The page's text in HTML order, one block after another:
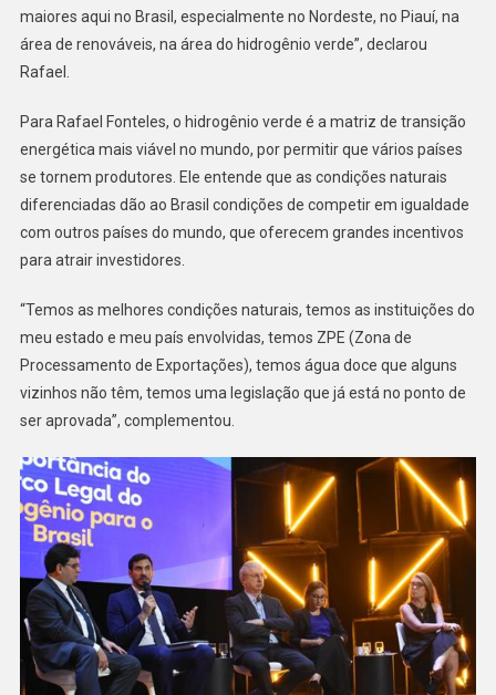
maiores aqui no Brasil, especialmente no Nordeste, no Piauí, na
área de renováveis, na área do hidrogênio verde”, declarou
Rafael.
Para Rafael Fonteles, o hidrogênio verde é a matriz de transição
energética mais viável no mundo, por permitir que vários países
se tornem produtores. Ele entende que as condições naturais
diferenciadas dão ao Brasil condições de competir em igualdade
com outros países do mundo, que oferecem grandes incentivos
para atrair investidores.
“Temos as melhores condições naturais, temos as instituições do
meu estado e meu país envolvidas, temos ZPE (Zona de
Processamento de Exportações), temos água doce que alguns
vizinhos não têm, temos uma legislação que já está no ponto de
ser aprovada”, complementou.